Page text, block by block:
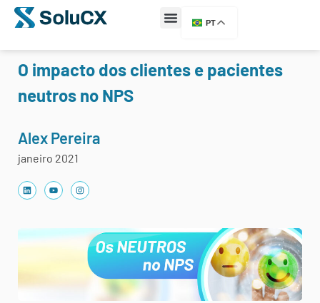
PT
O impacto dos clientes e pacientes
neutros no NPS
Alex Pereira
janeiro 2021